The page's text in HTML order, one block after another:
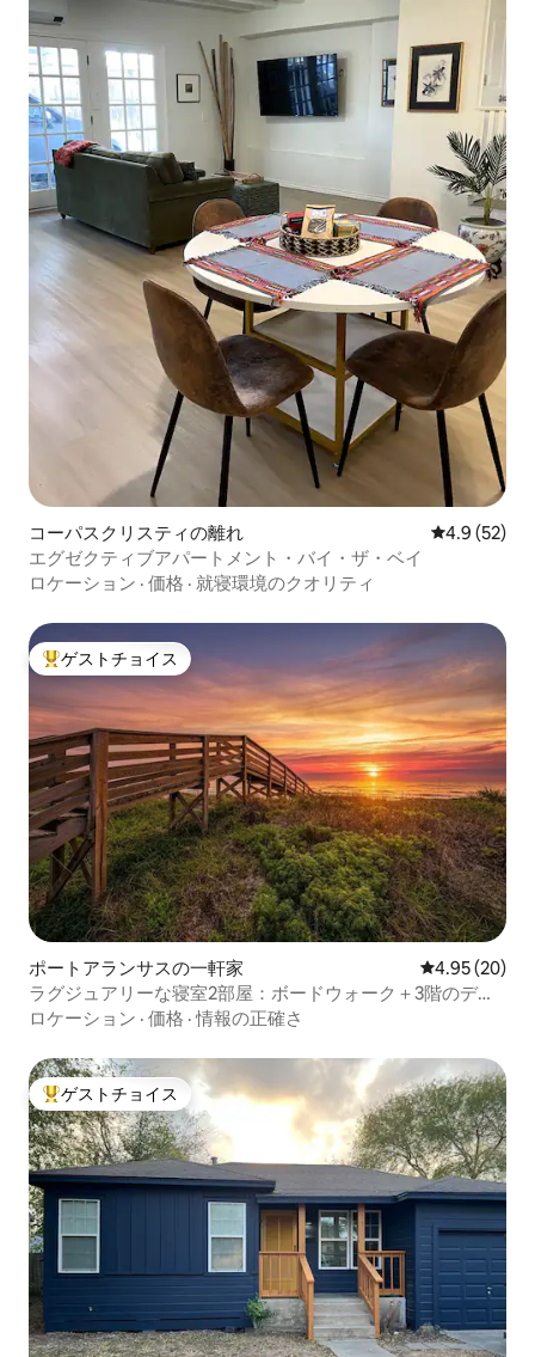
コーパスクリスティの離れ レビュー52
4.9 (52)
エグゼクティブアパートメント・バイ・ザ・ベイ
ロケーション · 価格 · 就寝環境のクオリティ
大好評のゲストチョイスです。
ゲストチョイス
ポートアランサスの一軒家 レビュー20
4.95 (20)
ラグジュアリーな寝室2部屋：ボードウォーク＋3階のデッ
キ
ロケーション · 価格 ·情報の正確さ
大好評のゲストチョイスです。
ゲストチョイス